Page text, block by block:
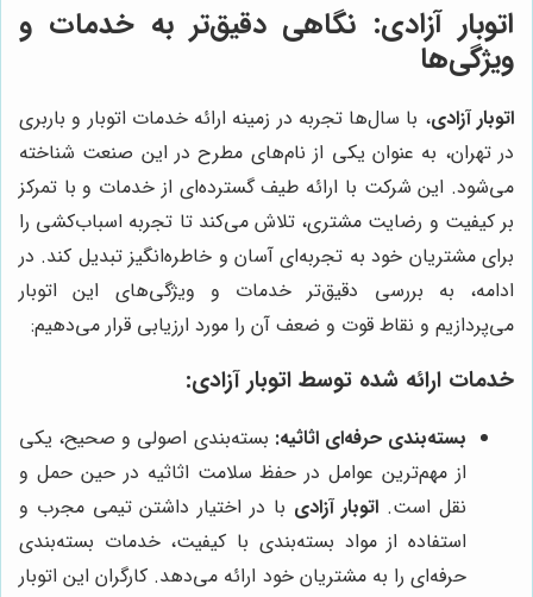
اتوبار آزادی: نگاهی دقیق‌تر به خدمات و
ویژگی‌ها
اتوبار آزادی، با سال‌ها تجربه در زمینه ارائه خدمات اتوبار و باربری
در تهران، به عنوان یکی از نام‌های مطرح در این صنعت شناخته
می‌شود. این شرکت با ارائه طیف گسترده‌ای از خدمات و با تمرکز
بر کیفیت و رضایت مشتری، تلاش می‌کند تا تجربه اسباب‌کشی را
برای مشتریان خود به تجربه‌ای آسان و خاطره‌انگیز تبدیل کند. در
ادامه، به بررسی دقیق‌تر خدمات و ویژگی‌های این اتوبار
می‌پردازیم و نقاط قوت و ضعف آن را مورد ارزیابی قرار می‌دهیم:
خدمات ارائه شده توسط اتوبار آزادی:
بسته‌بندی حرفه‌ای اثاثیه: بسته‌بندی اصولی و صحیح، یکی
از مهم‌ترین عوامل در حفظ سلامت اثاثیه در حین حمل و
نقل است. اتوبار آزادی با در اختیار داشتن تیمی مجرب و
استفاده از مواد بسته‌بندی با کیفیت، خدمات بسته‌بندی
حرفه‌ای را به مشتریان خود ارائه می‌دهد. کارگران این اتوبار